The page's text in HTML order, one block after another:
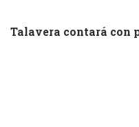
Talavera contará con